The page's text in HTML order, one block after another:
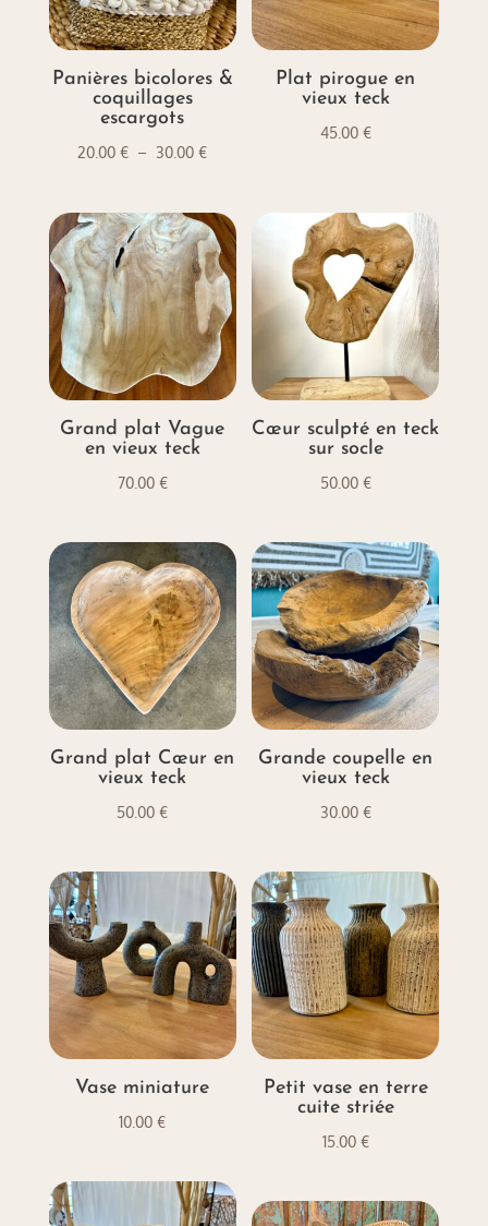
Panières bicolores &
coquillages
escargots
20.00€ – 30.00€Plage
20.00 €
à
30.00 €
Plat pirogue en
vieux teck
45.00 €
Grand plat Vague
en vieux teck
70.00 €
Cœur sculpté en teck
sur socle
50.00 €
Grand plat Cœur en
vieux teck
50.00€
Grande coupelle en
vieux teck
30.00 €
Vase miniature
10.00€
Petit vase en terre
cuite striée
15.00 €